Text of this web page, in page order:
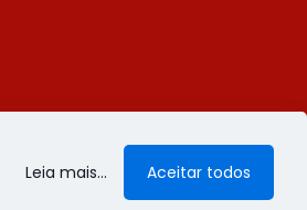
Leia mais... Aceitar todos